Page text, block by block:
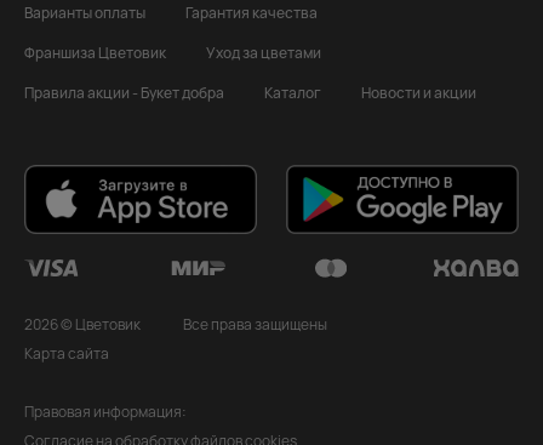
Варианты оплаты
Гарантия качества
Франшиза Цветовик
Уход за цветами
Правила акции - Букет добра
Каталог Новости и акции
2026 © Цветовик
Все права защищены
Карта сайта
Правовая информация:
Согласие на обработку файлов cookies